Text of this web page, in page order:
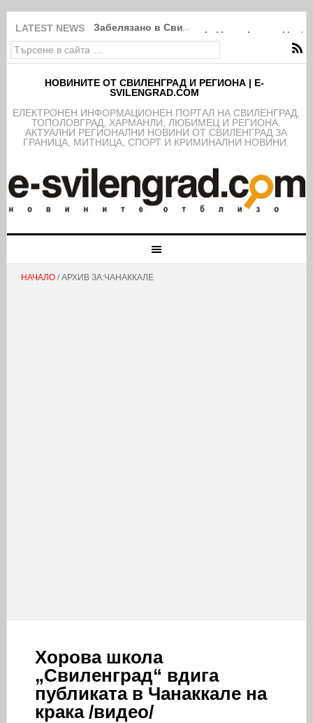
LATEST NEWS Забелязано в Свиленград: Покрити в
НОВИНИТЕ ОТ СВИЛЕНГРАД И РЕГИОНА | E-
SVILENGRAD.COM
EЛЕКТРОНЕН ИНФОРМАЦИОНЕН ПОРТАЛ НА СВИЛЕНГРАД,
ТОПОЛОВГРАД, ХАРМАНЛИ, ЛЮБИМЕЦ И РЕГИОНА.
АКТУАЛНИ РЕГИОНАЛНИ НОВИНИ ОТ СВИЛЕНГРАД ЗА
ГРАНИЦА, МИТНИЦА, СПОРТ И КРИМИНАЛНИ НОВИНИ.
НАЧАЛО/ АРХИВ ЗА:ЧАНАККАЛЕ
Хорова школа
„Свиленград“ вдига
публиката в Чанаккале на
крака /видео/